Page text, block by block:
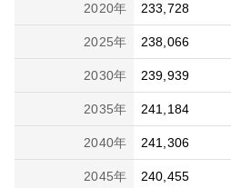
2020年 233,728
2025年 238,066
2030年 239,939
2035年 241,184
2040年 241,306
2045年 240,455